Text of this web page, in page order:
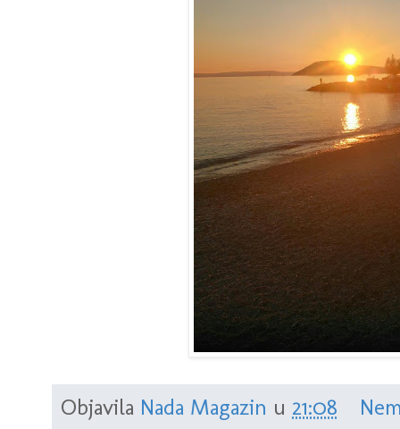
Objavila Nada Magazin u 21:08